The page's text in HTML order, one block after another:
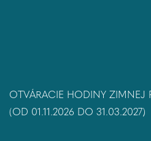
OTVÁRACIE HODINY ZIMNEJ
(OD 01.11.2026 DO 31.03.2027)